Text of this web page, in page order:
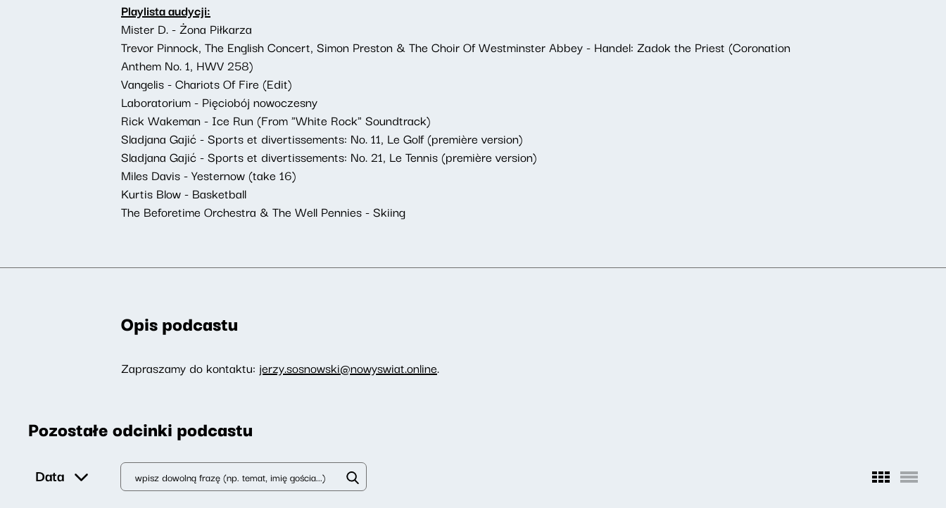
Playlista audycji:
Mister D. - Żona Piłkarza
Trevor Pinnock, The English Concert, Simon Preston & The Choir Of Westminster Abbey - Handel: Zadok the Priest (Coronation
Anthem No. 1, HWV 258)
Vangelis - Chariots Of Fire (Edit)
Laboratorium - Pięciobój nowoczesny
Rick Wakeman - Ice Run (From "White Rock" Soundtrack)
Sladjana Gajić - Sports et divertissements: No. 11, Le Golf (première version)
Sladjana Gajić - Sports et divertissements: No. 21, Le Tennis (première version)
Miles Davis - Yesternow (take 16)
Kurtis Blow - Basketball
The Beforetime Orchestra & The Well Pennies - Skiing
Opis podcastu
Zapraszamy do kontaktu: jerzy.sosnowski@nowyswiat.online.
Pozostałe odcinki podcastu
Data